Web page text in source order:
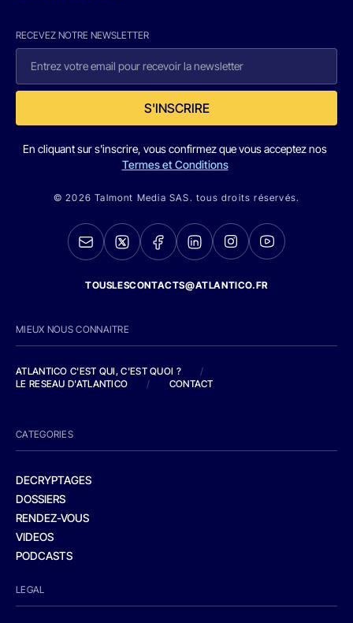
RECEVEZ NOTRE NEWSLETTER
S'INSCRIRE
En cliquant sur s'inscrire, vous confirmez que vous acceptez nos
Termes et Conditions
© 2026 Talmont Media SAS. tous droits réservés.
TOUSLESCONTACTS@ATLANTICO.FR
MIEUX NOUS CONNAITRE
ATLANTICO C'EST QUI, C'EST QUOI ?
/
LE RESEAU D'ATLANTICO
/ CONTACT
CATEGORIES
DECRYPTAGES
DOSSIERS
RENDEZ-VOUS
VIDEOS
PODCASTS
LEGAL